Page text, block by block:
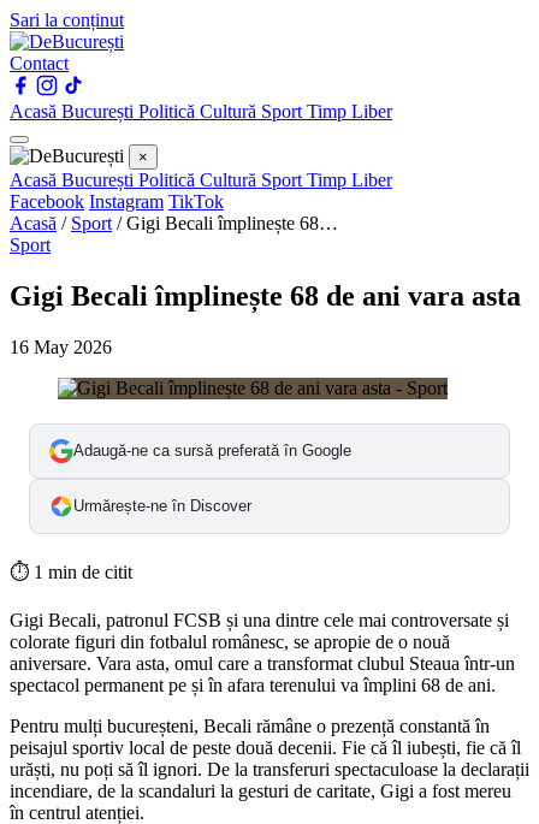
Sari la conținut
Contact
Acasă București Politică Cultură Sport Timp Liber
×
Acasă București Politică Cultură Sport Timp Liber
Facebook Instagram TikTok
Acasă / Sport /Gigi Becali împlinește 68…
Sport
Gigi Becali împlinește 68 de ani vara asta
16 May 2026
Adaugă-ne ca sursă preferată în Google
Urmărește-ne în Discover
⏱ 1 min de citit
Gigi Becali, patronul FCSB și una dintre cele mai controversate și
colorate figuri din fotbalul românesc, se apropie de o nouă
aniversare. Vara asta, omul care a transformat clubul Steaua într-un
spectacol permanent pe și în afara terenului va împlini 68 de ani.
Pentru mulți bucureșteni, Becali rămâne o prezență constantă în
peisajul sportiv local de peste două decenii. Fie că îl iubești, fie că îl
urăști, nu poți să îl ignori. De la transferuri spectaculoase la declarații
incendiare, de la scandaluri la gesturi de caritate, Gigi a fost mereu
în centrul atenției.